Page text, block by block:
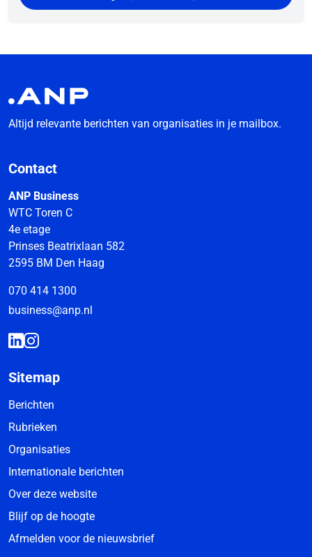
Altijd relevante berichten van organisaties in je mailbox.
Contact
ANP Business
WTC Toren C
4e etage
Prinses Beatrixlaan 582
2595 BM Den Haag
070 414 1300
business@anp.nl
Sitemap
Berichten
Rubrieken
Organisaties
Internationale berichten
Over deze website
Blijf op de hoogte
Afmelden voor de nieuwsbrief